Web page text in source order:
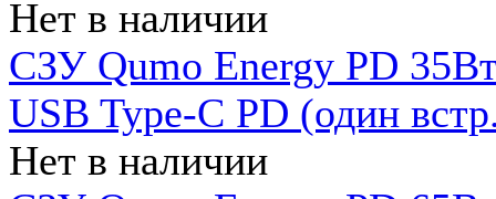
Нет в наличии
СЗУ Qumo Energy PD
USB Type-C PD (один
Нет в наличии